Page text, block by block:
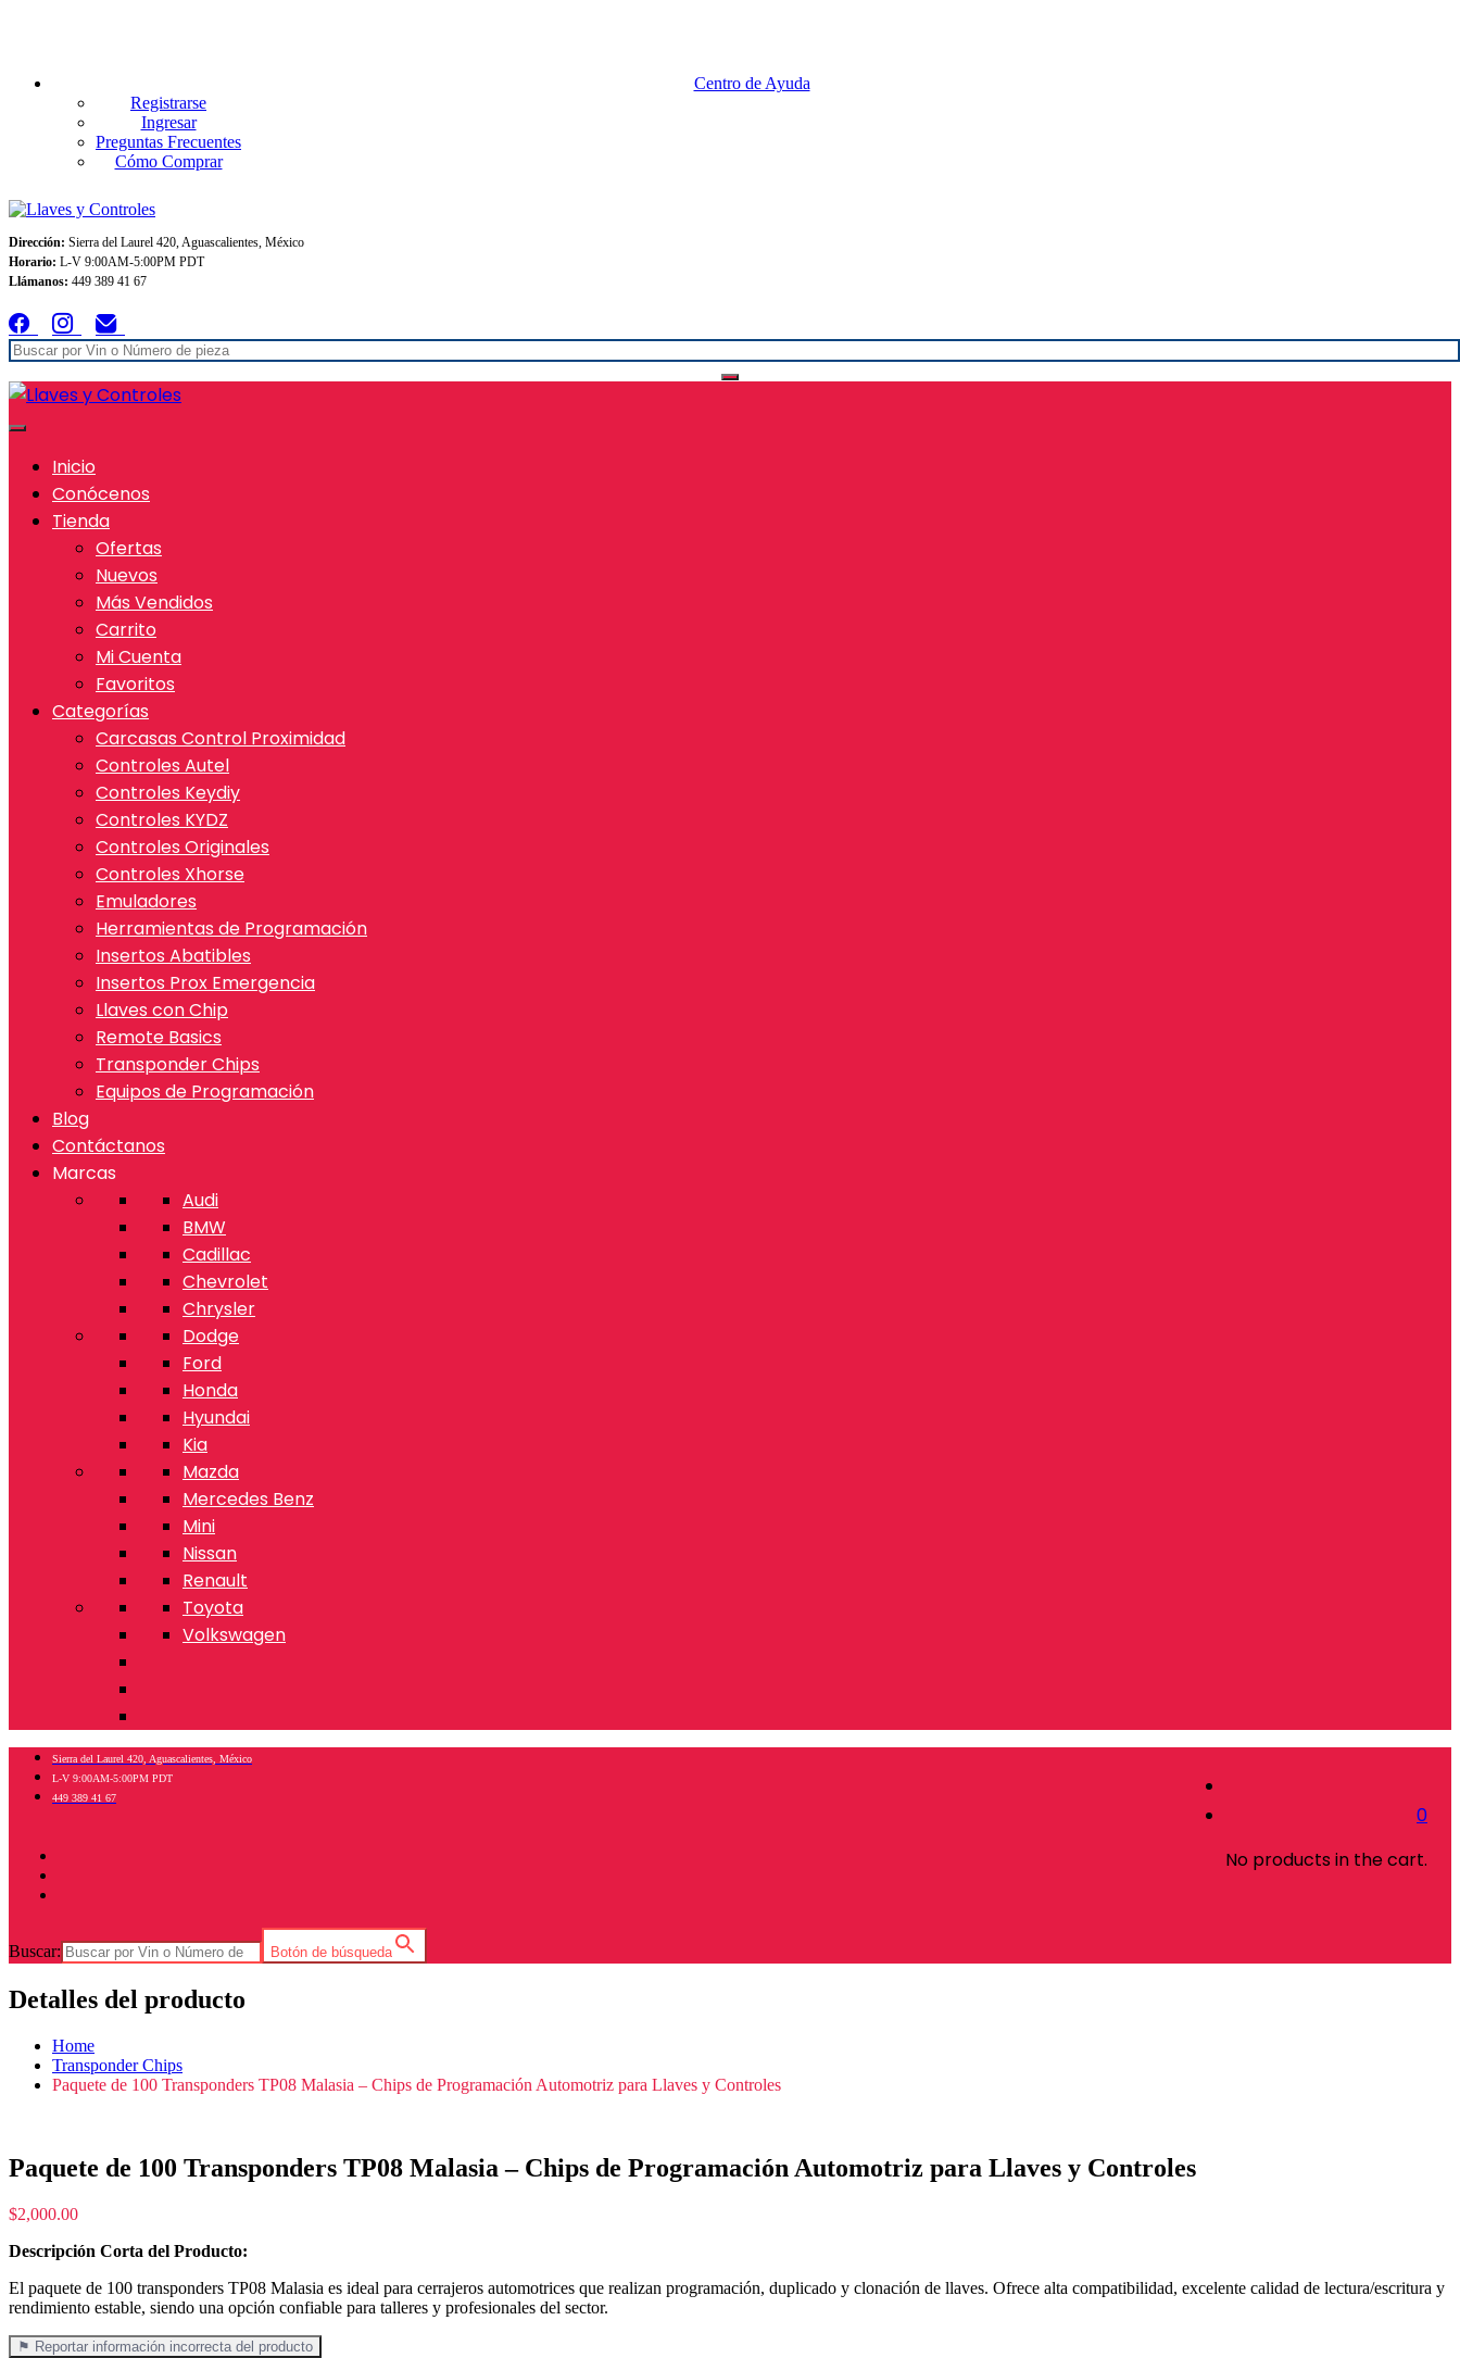
Centro de Ayuda
Registrarse
Ingresar
Preguntas Frecuentes
Cómo Comprar
Dirección: Sierra del Laurel 420, Aguascalientes, México
Horario: L-V 9:00AM-5:00PM PDT
Llámanos: 449 389 41 67
Inicio
Conócenos
Tienda
Ofertas
Nuevos
Más Vendidos
Carrito
Mi Cuenta
Favoritos
Categorías
Carcasas Control Proximidad
Controles Autel
Controles Keydiy
Controles KYDZ
Controles Originales
Controles Xhorse
Emuladores
Herramientas de Programación
Insertos Abatibles
Insertos Prox Emergencia
Llaves con Chip
Remote Basics
Transponder Chips
Equipos de Programación
Blog
Contáctanos
Marcas
Audi
BMW
Cadillac
Chevrolet
Chrysler
Dodge
Ford
Honda
Hyundai
Kia
Mazda
Mercedes Benz
Mini
Nissan
Renault
Toyota
Volkswagen
0
No products in the cart.
Sierra del Laurel 420, Aguascalientes, México
L-V 9:00AM-5:00PM PDT
449 389 41 67
Buscar: Botón de búsqueda
Detalles del producto
Home
Transponder Chips
Paquete de 100 Transponders TP08 Malasia – Chips de Programación Automotriz para Llaves y Controles
Paquete de 100 Transponders TP08 Malasia – Chips de Programación Automotriz para Llaves y Controles
$2,000.00
Descripción Corta del Producto:
El paquete de 100 transponders TP08 Malasia es ideal para cerrajeros automotrices que realizan programación, duplicado y clonación de llaves. Ofrece alta compatibilidad, excelente calidad de lectura/escritura y
rendimiento estable, siendo una opción confiable para talleres y profesionales del sector.
⚑ Reportar información incorrecta del producto